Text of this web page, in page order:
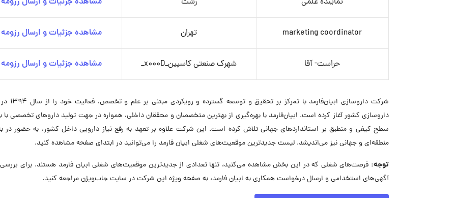
marketing coordinator تهران مشاهده جزئیات و ارسال رزومه
حراست- آقا شهرک صنعتی کاسپین_x000D_ مشاهده جزئیات و ارسال رزومه
شرکت داروسازی
داروسازی کشور آغاز کرده است. ابیان‌فارمد با بهره‌گیری از بهترین متخصصان و محققان داخلی، همواره در جهت تولید داروهای تخصصی با
سطح کیفی و منطبق بر استانداردهای جهانی تلاش کرده است. این شرکت علاوه بر تعهد به رفع نیاز دارویی داخل کشور، به حضور در
منطقه‌ای و جهانی نیز می‌اندیشد. لیست جدیدترین موقعیت‌های شغلی ابیان فارمد را می‌توانید در ابتدای صفحه مشاهده کنید.
توجه: فرصت‌های شغلی که در این بخش مشاهده می‌کنید، تنها تعدادی از جدیدترین موقعیت‌های شغلی ابیان فارمد هستند. برای
آگهی‌های استخدامی و ارسال درخواست همکاری به ابیان فارمد، به صفحه ویژه این شرکت در سایت جاب‌ویژن مراجعه کنید.